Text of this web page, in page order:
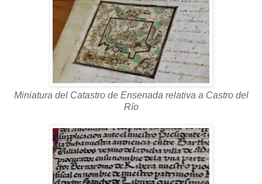
Miniatura del Catastro de Ensenada relativa a Castro del
Río